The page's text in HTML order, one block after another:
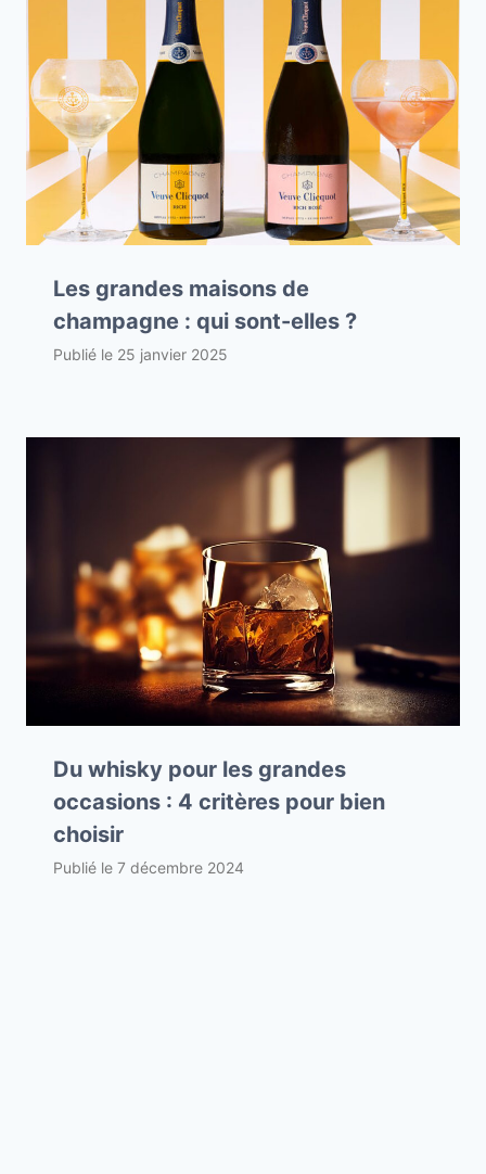
Les grandes maisons de
champagne : qui sont-elles ?
Publié le 25 janvier 2025
Du whisky pour les grandes
occasions : 4 critères pour bien
choisir
Publié le 7 décembre 2024